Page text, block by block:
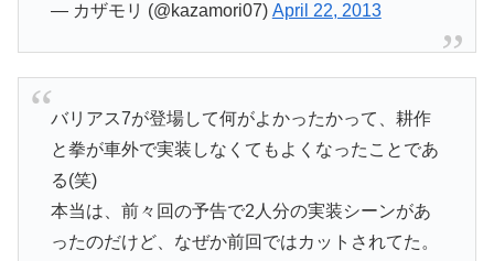
— カザモリ (@kazamori07) April 22, 2013
バリアス7が登場して何がよかったかって、耕作
と拳が車外で実装しなくてもよくなったことであ
る(笑)
本当は、前々回の予告で2人分の実装シーンがあ
ったのだけど、なぜか前回ではカットされてた。